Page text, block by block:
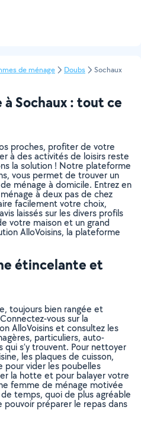
de ménage Doubs Sochaux
à Sochaux : tout ce
proches, profiter de votre
à des activités de loisirs reste
la solution ! Notre plateforme
vous permet de trouver un
ménage à domicile. Entrez en
à deux pas de chez
facilement votre choix,
laissés sur les divers profils
votre maison et un grand
AlloVoisins, la plateforme
étincelante et
toujours bien rangée et
vous sur la
AlloVoisins et consultez les
particuliers, auto-
s’y trouvent. Pour nettoyer
les plaques de cuisson,
pour vider les poubelles
la hotte et pour balayer votre
femme de ménage motivée
temps, quoi de plus agréable
préparer le repas dans